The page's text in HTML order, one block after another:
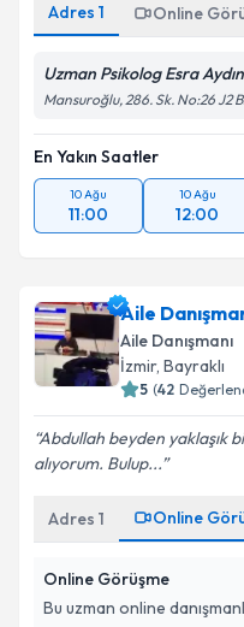
Adres 1 Online
Uzman Psikolog Esra
Mansuroğlu, 286. Sk. No:26 J2
En Yakın Saatler
10 Ağu
11:00
10 Ağu
12:00
Aile
Aile Danışmanı
İzmir, Bayraklı
5 (42
Abdullah beyden yaklaşık
alıyorum. Bulup...
Adres 1 Online
Online Görüşme
Bu uzman online